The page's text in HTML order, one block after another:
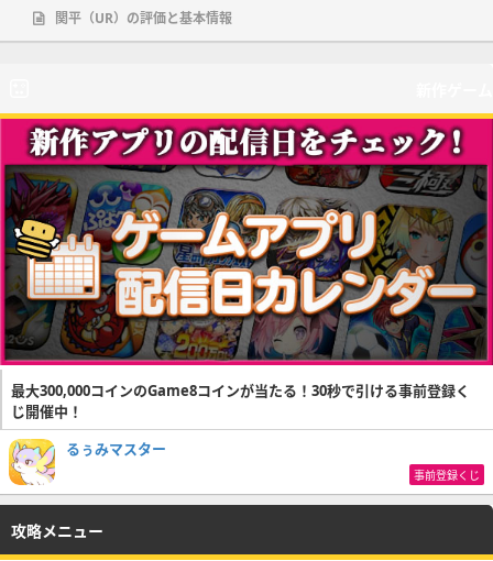
関平（UR）の評価と基本情報
最大300,000コインのGame8コインが当たる！30秒で引ける事前登録く
じ開催中！
るぅみマスター
事前登録くじ
攻略メニュー